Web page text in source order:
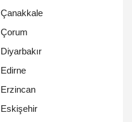
Çanakkale
Çorum
Diyarbakır
Edirne
Erzincan
Eskişehir